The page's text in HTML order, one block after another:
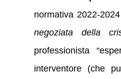
normativa 2022-
negoziata della
professionista
interventore (che